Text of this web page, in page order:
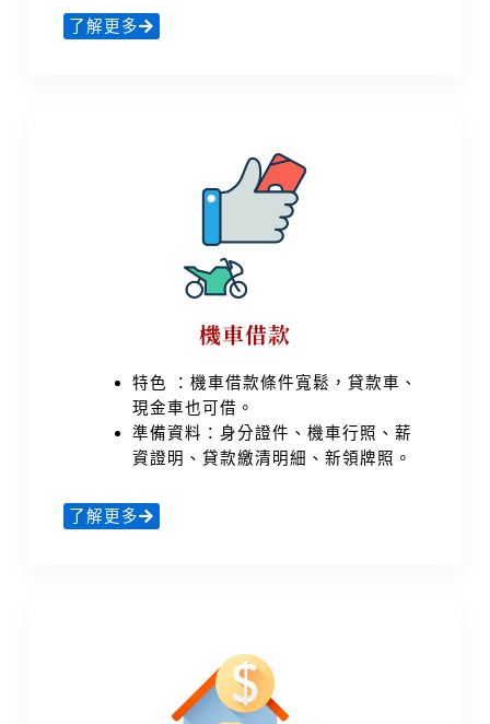
了解更多
機車借款
特色 ：機車借款條件寬鬆，貸款車、
現金車也可借。
準備資料：身分證件、機車行照、薪
資證明、貸款繳清明細、新領牌照。
了解更多